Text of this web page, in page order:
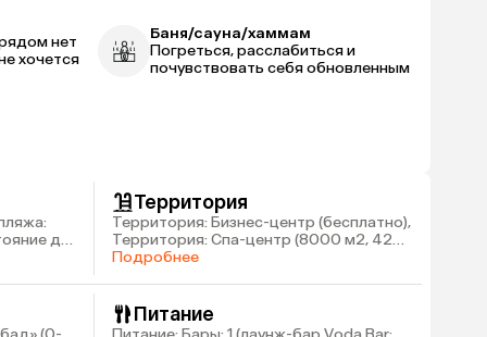
нет
хочется
Баня/сауна/хаммам
Погреться, расслабиться и
почувствовать себя обновленным
до
Территория
Территория: Бизнес-центр (бесплатно),
Территория: Спа-центр (8000 м2, 42
процедурных кабинета, отдельные
(платно), Территория: Крытые
бассейны: 1 (с морской водой для
Подробнее
Питание